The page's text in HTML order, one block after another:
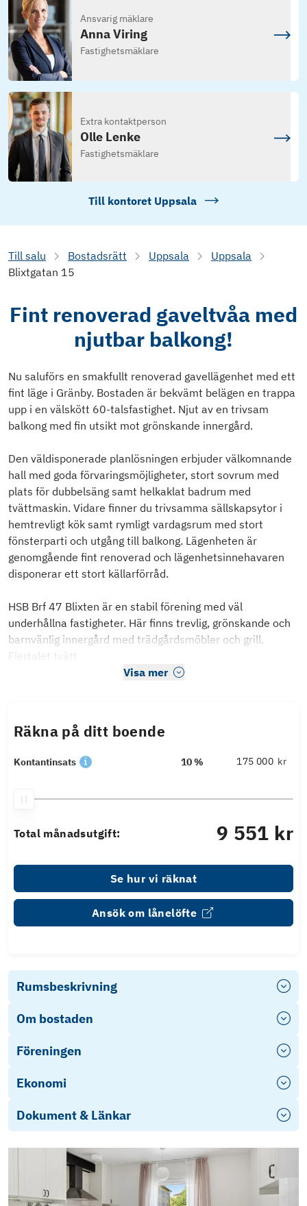
Ansvarig mäklare
Anna Viring
Fastighetsmäklare
Extra kontaktperson
Olle Lenke
Fastighetsmäklare
Till kontoret Uppsala
Till salu Bostadsrätt Uppsala
Uppsala
Blixtgatan 15
Fint renoverad gaveltvåa med
njutbar balkong!
Nu saluförs en smakfullt renoverad gavellägenhet med ett
fint läge i Gränby. Bostaden är bekvämt belägen en trappa
upp i en välskött 60-talsfastighet. Njut av en trivsam
balkong med fin utsikt mot grönskande innergård.
Den väldisponerade planlösningen erbjuder välkomnande
hall med goda förvaringsmöjligheter, stort sovrum med
plats för dubbelsäng samt helkaklat badrum med
tvättmaskin. Vidare finner du trivsamma sällskapsytor i
hemtrevligt kök samt rymligt vardagsrum med stort
fönsterparti och utgång till balkong. Lägenheten är
genomgående fint renoverad och lägenhetsinnehavaren
disponerar ett stort källarförråd.
HSB Brf 47 Blixten är en stabil förening med väl
underhållna fastigheter. Här finns trevlig, grönskande och
barnvänlig innergård med trädgårdsmöbler och grill.
Flertalet tvätt
Visa mer
Räkna på ditt boende
Kontantinsats 10 % kr
Total månadsutgift: 9 551 kr
Se hur vi räknat
Ansök om lånelöfte
Rumsbeskrivning
Om bostaden
Föreningen
Ekonomi
Dokument & Länkar
Energideklaration
Stadgar 2023